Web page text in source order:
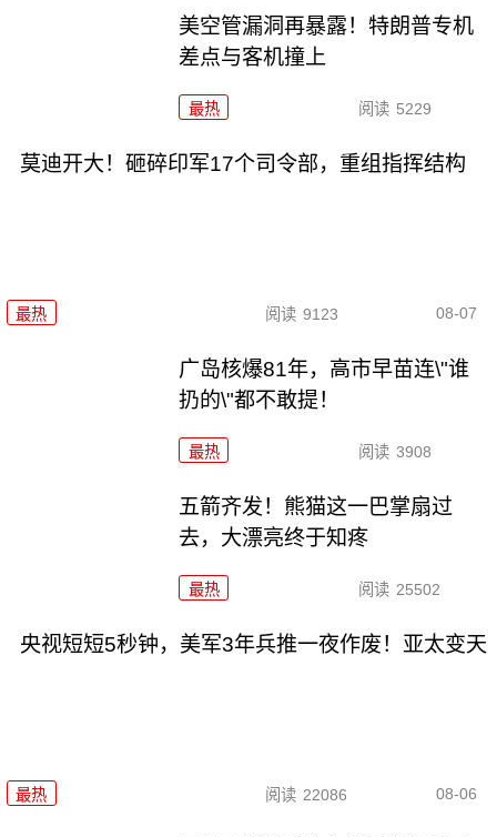
美空管漏洞再暴露！特朗普专机
差点与客机撞上
最热 阅读 5229
莫迪开大！砸碎印军17个司令部，重组指挥结构
最热 阅读 9123 08-07
广岛核爆81年，高市早苗连\"谁
扔的\"都不敢提！
最热 阅读 3908
五箭齐发！熊猫这一巴掌扇过
去，大漂亮终于知疼
最热 阅读 25502
央视短短5秒钟，美军3年兵推一夜作废！亚太变天
最热 阅读 22086 08-06